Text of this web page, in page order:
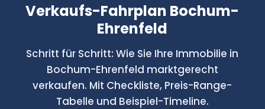
Verkaufs-Fahrplan Bochum-
Ehrenfeld
Schritt für Schritt: Wie Sie Ihre Immobilie in
Bochum-Ehrenfeld marktgerecht
verkaufen. Mit Checkliste, Preis-Range-
Tabelle und Beispiel-Timeline.